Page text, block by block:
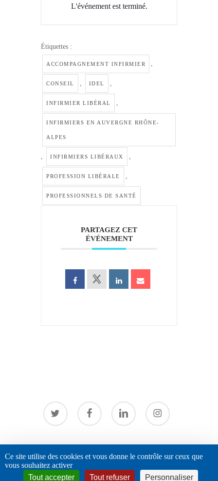
L'événement est terminé.
Étiquettes :
ACCOMPAGNEMENT INFIRMIER ,
CONSEIL , IDEL ,
INFIRMIER LIBÉRAL ,
INFIRMIERS EN AUVERGNE RHÔNE-
ALPES
, INFIRMIERS LIBÉRAUX ,
PROFESSION LIBÉRALE ,
PROFESSIONNELS DE SANTÉ
PARTAGEZ CET
ÉVÉNEMENT
twitter facebook linkedin instagram
© 2026 URPS - Infirmiers libéraux Auvergne Rhône-Alpes. |
mentions légales
Ce site utilise des cookies et vous donne le contrôle sur ceux que
vous souhaitez activer
Tout accepter
Tout refuser Personnaliser